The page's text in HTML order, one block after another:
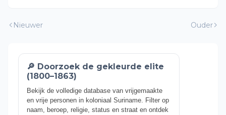
Nieuwer Ouder
🔎 Doorzoek de gekleurde elite
(1800–1863)
Bekijk de volledige database van vrijgemaakte
en vrije personen in koloniaal Suriname. Filter op
naam, beroep, religie, status en straat en ontdek